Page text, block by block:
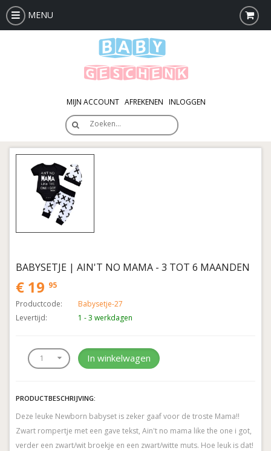
MENU
MIJN ACCOUNT AFREKENEN INLOGGEN
Zoeken…
BABYSETJE | AIN'T NO MAMA - 3 TOT 6 MAANDEN
€ 19 95
Productcode:
Babysetje-27
Levertijd:
1 - 3 werkdagen
In winkelwagen
PRODUCTBESCHRIJVING:
Deze leuke Newborn babyset is zeker gaaf voor de troste Mama!!
Zwart rompertje met een gave tekst, Ain't no mama like the one i got,
verder een zwart/wit broekje en een zwart/witte muts. Hoe leuk is dat!